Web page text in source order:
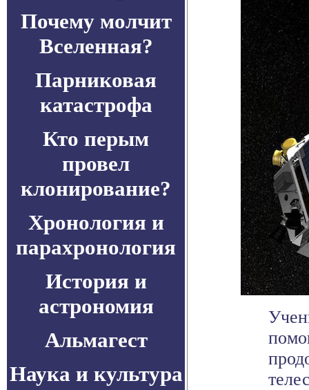
Почему молчит
Вселенная?
Парниковая
катастрофа
Кто перым
провел
клонирование?
Хронология и
парахронология
История и
астрономия
Альмагест
Наука и культура